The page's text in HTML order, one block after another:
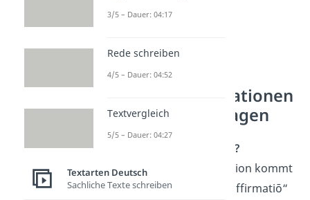
Positive Affirmationen
— häufigste Fragen
Was ist Affirmation?
Der Begriff Affirmation kommt
vom Lateinischen „affirmatiō“
3/5 – Dauer: 04:17
Rede schreiben
4/5 – Dauer: 04:52
Textvergleich
5/5 – Dauer: 04:27
Textarten Deutsch
Sachliche Texte schreiben